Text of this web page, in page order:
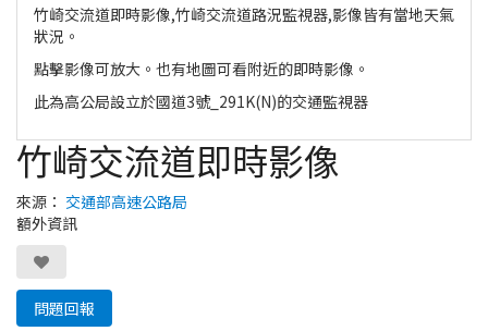
竹崎交流道即時影像,竹崎交流道路況監視器,影像皆有當地天氣
狀況。
點擊影像可放大。也有地圖可看附近的即時影像。
此為高公局設立於國道3號_291K(N)的交通監視器
竹崎交流道即時影像
來源： 交通部高速公路局
額外資訊
問題回報